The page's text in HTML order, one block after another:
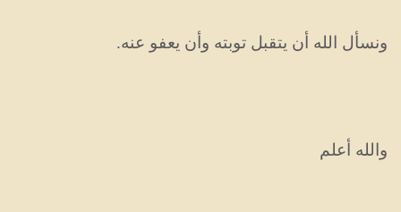
ونسأل الله أن يتقبل توبته وأن يعفو عنه.
والله أعلم